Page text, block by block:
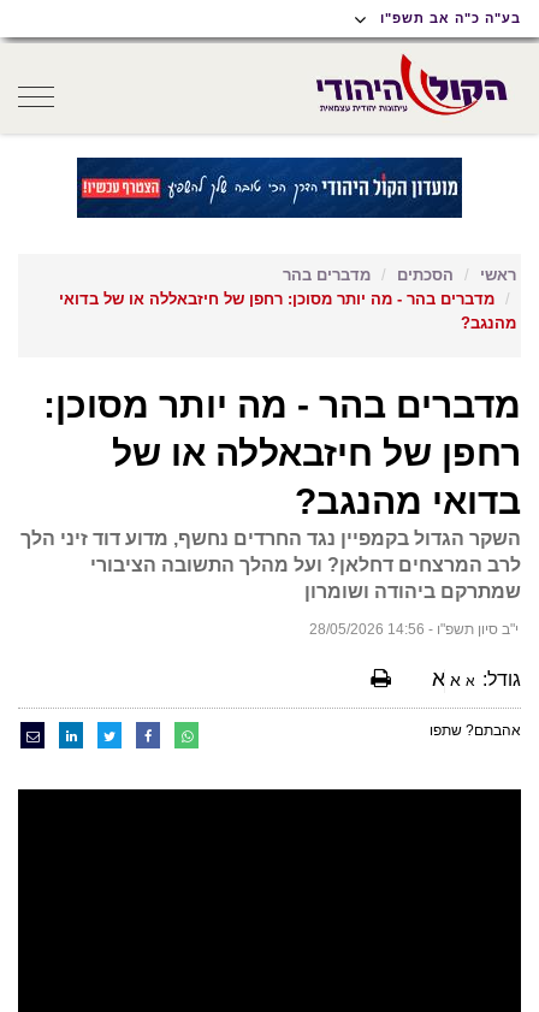
תפריט
נגישות
תפריט
ראשי
תוכן
ראשי
בע"ה כ"ה אב תשפ"ו
ראשי הסכתים
מדברים בהר
מדברים בהר - מה יותר מסוכן: רחפן של חיזבאללה או של בדואי
מהנגב?
מדברים בהר - מה יותר מסוכן:
רחפן של חיזבאללה או של
בדואי מהנגב?
השקר הגדול בקמפיין נגד החרדים נחשף, מדוע דוד זיני הלך
לרב המרצחים דחלאן? ועל מהלך התשובה הציבורי
שמתרקם ביהודה ושומרון
י"ב סיון תשפ"ו - 14:56 28/05/2026
גודל: א א א
אהבתם? שתפו